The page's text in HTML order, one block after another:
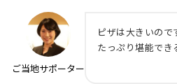
ご当地サポーター
ピザは大きいの
たっぷり堪能でき